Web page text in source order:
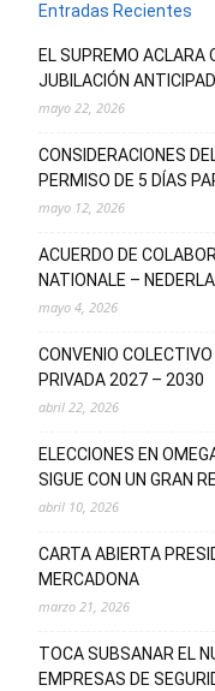
Entradas Recientes
EL SUPREMO ACLARA
JUBILACIÓN
mayo 22, 2026
CONSIDERACIONES
PERMISO DE 5 DÍAS
mayo 12, 2026
ACUERDO DE
NATIONALE –
mayo 4, 2026
CONVENIO
PRIVADA 2027 – 2030
abril 22, 2026
ELECCIONES EN
SIGUE CON UN GRAN
abril 10, 2026
CARTA ABIERTA
MERCADONA
marzo 21, 2026
TOCA SUBSANAR EL
EMPRESAS DE